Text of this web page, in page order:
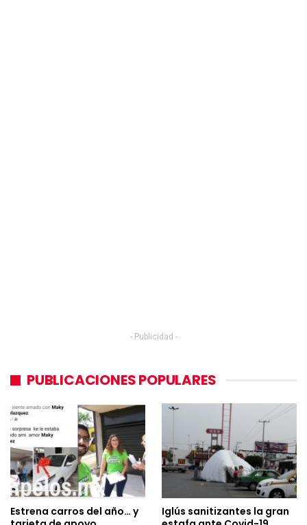
- Publicidad -
PUBLICACIONES POPULARES
Estrena carros del año… y
Iglús sanitizantes la gran